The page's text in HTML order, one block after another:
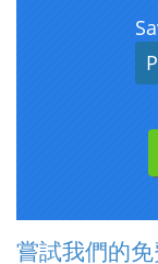
嘗試我們的